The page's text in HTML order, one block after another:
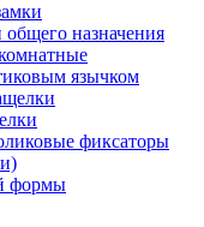
назначения
язычком
фиксаторы
формы